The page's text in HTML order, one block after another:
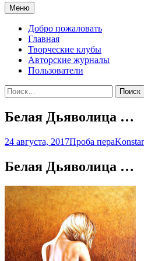
Меню Перейти
к
содержимому
Добро пожаловать
Главная
Творческие клубы
Авторские журналы
Пользователи
Найти:
Белая Дьяволица …
24 августа, 2017Проба пера
Белая Дьяволица …